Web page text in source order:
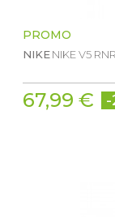
PROMO
NIKENIKE V5 RNR
67,99 € -